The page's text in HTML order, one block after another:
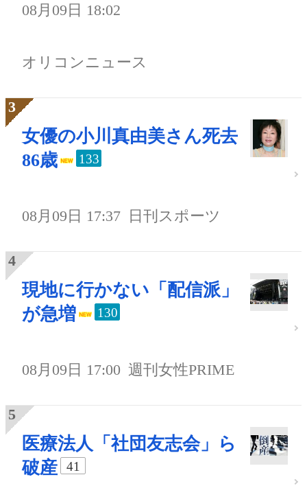
08月09日 18:02
オリコンニュース
女優の小川真由美さん死去
86歳
133
08月09日 17:37 日刊スポーツ
現地に行かない「配信派」
が急増
130
08月09日 17:00 週刊女性PRIME
医療法人「社団友志会」ら
破産
41